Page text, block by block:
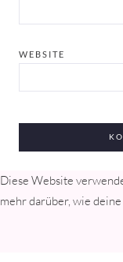
WEBSITE
Diese Website
mehr darüber, wie